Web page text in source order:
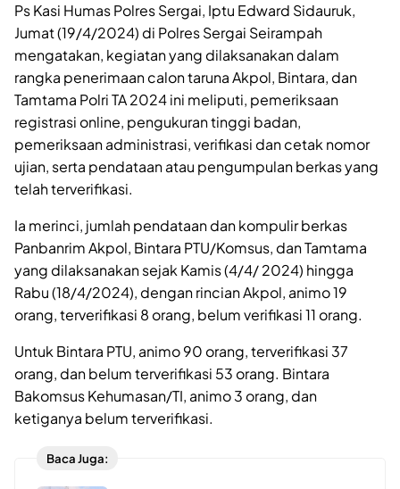
Ps Kasi Humas Polres Sergai, Iptu Edward Sidauruk,
Jumat (19/4/2024) di Polres Sergai Seirampah
mengatakan, kegiatan yang dilaksanakan dalam
rangka penerimaan calon taruna Akpol, Bintara, dan
Tamtama Polri TA 2024 ini meliputi, pemeriksaan
registrasi online, pengukuran tinggi badan,
pemeriksaan administrasi, verifikasi dan cetak nomor
ujian, serta pendataan atau pengumpulan berkas yang
telah terverifikasi.
Ia merinci, jumlah pendataan dan kompulir berkas
Panbanrim Akpol, Bintara PTU/Komsus, dan Tamtama
yang dilaksanakan sejak Kamis (4/4/ 2024) hingga
Rabu (18/4/2024), dengan rincian Akpol, animo 19
orang, terverifikasi 8 orang, belum verifikasi 11 orang.
Untuk Bintara PTU, animo 90 orang, terverifikasi 37
orang, dan belum terverifikasi 53 orang. Bintara
Bakomsus Kehumasan/TI, animo 3 orang, dan
ketiganya belum terverifikasi.
Baca Juga: